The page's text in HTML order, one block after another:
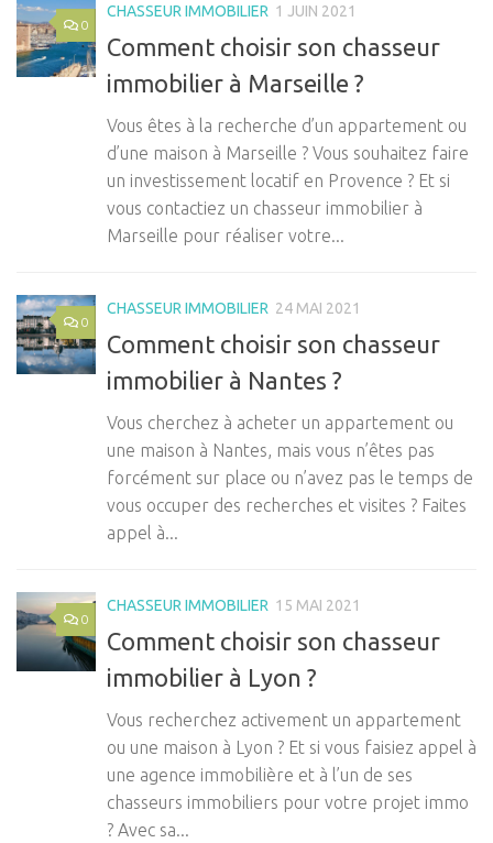
0
CHASSEUR IMMOBILIER 1 JUIN 2021
Comment choisir son chasseur
immobilier à Marseille ?
Vous êtes à la recherche d’un appartement ou
d’une maison à Marseille ? Vous souhaitez faire
un investissement locatif en Provence ? Et si
vous contactiez un chasseur immobilier à
Marseille pour réaliser votre...
0
CHASSEUR IMMOBILIER 24 MAI 2021
Comment choisir son chasseur
immobilier à Nantes ?
Vous cherchez à acheter un appartement ou
une maison à Nantes, mais vous n’êtes pas
forcément sur place ou n’avez pas le temps de
vous occuper des recherches et visites ? Faites
appel à...
0
CHASSEUR IMMOBILIER 15 MAI 2021
Comment choisir son chasseur
immobilier à Lyon ?
Vous recherchez activement un appartement
ou une maison à Lyon ? Et si vous faisiez appel à
une agence immobilière et à l’un de ses
chasseurs immobiliers pour votre projet immo
? Avec sa...